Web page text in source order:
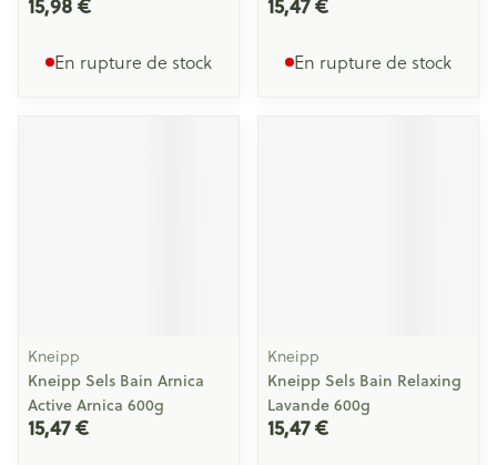
En rupture de stock En rupture de stock
Kneipp
Kneipp Sels Bain Arnica
Active Arnica 600g
15,47 €
Kneipp
Kneipp Sels Bain Relaxing
Lavande 600g
15,47 €